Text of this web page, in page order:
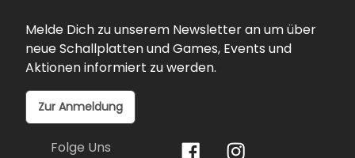
Melde Dich zu unserem Newsletter an um über
neue Schallplatten und Games, Events und
Aktionen informiert zu werden.
Zur Anmeldung
Folge Uns